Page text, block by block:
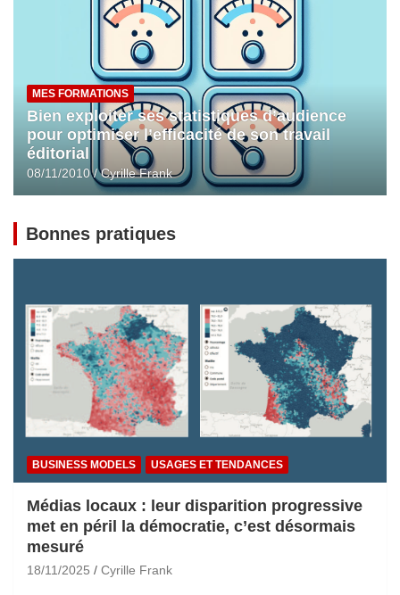
MES FORMATIONS
Bien exploiter ses statistiques d’audience
pour optimiser l’efficacité de son travail
éditorial
08/11/2010 Cyrille Frank
Bonnes pratiques
BUSINESS MODELS USAGES ET TENDANCES
Médias locaux : leur disparition progressive
met en péril la démocratie, c’est désormais
mesuré
18/11/2025 Cyrille Frank